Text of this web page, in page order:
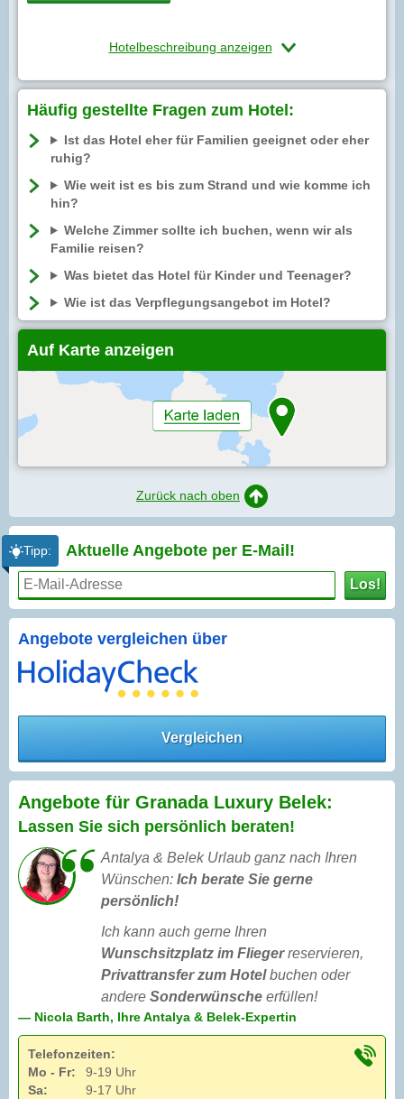
Hotelbeschreibung anzeigen
Häufig gestellte Fragen zum Hotel:
Ist das Hotel eher für Familien geeignet oder eher
ruhig?
Wie weit ist es bis zum Strand und wie komme ich
hin?
Welche Zimmer sollte ich buchen, wenn wir als
Familie reisen?
Was bietet das Hotel für Kinder und Teenager?
Wie ist das Verpflegungsangebot im Hotel?
Auf Karte anzeigen
Zurück nach oben
Tipp: Aktuelle Angebote per E-Mail!
Los!
Angebote vergleichen über
Vergleichen
Angebote für Granada Luxury Belek:
Lassen Sie sich persönlich beraten!
Antalya & Belek Urlaub ganz nach Ihren
Wünschen: Ich berate Sie gerne
persönlich!
Ich kann auch gerne Ihren
Wunschsitzplatz im Fliegerreservieren,
Privattransfer zum Hotelbuchen oder
andere Sonderwünsche erfüllen!
— Nicola Barth, Ihre Antalya & Belek-Expertin
Telefonzeiten:
Mo - Fr:
9-19 Uhr
Sa:
9-17 Uhr